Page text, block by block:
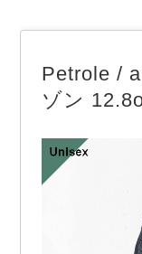
Petrole /
ゾン